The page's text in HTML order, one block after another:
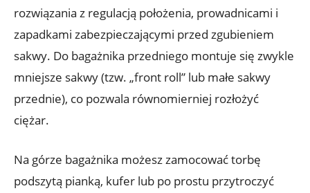
rozwiązania z regulacją położenia, prowadnicami i
zapadkami zabezpieczającymi przed zgubieniem
sakwy. Do bagażnika przedniego montuje się zwykle
mniejsze sakwy (tzw. „front roll” lub małe sakwy
przednie), co pozwala równomierniej rozłożyć
ciężar.
Na górze bagażnika możesz zamocować torbę
podszytą pianką, kufer lub po prostu przytroczyć